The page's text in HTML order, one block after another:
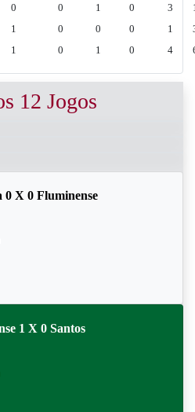
0 0 1 0 3
1 0 0 0 1
1 0 1 0 4
12 Jogos
0 X 0 Fluminense
1 X 0 Santos